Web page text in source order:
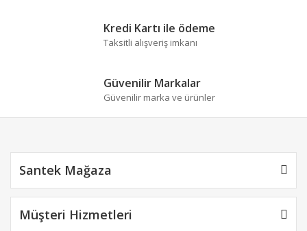
Kredi Kartı ile ödeme
Taksitli alışveriş imkanı
Güvenilir Markalar
Güvenilir marka ve ürünler
Santek Mağaza
Müşteri Hizmetleri